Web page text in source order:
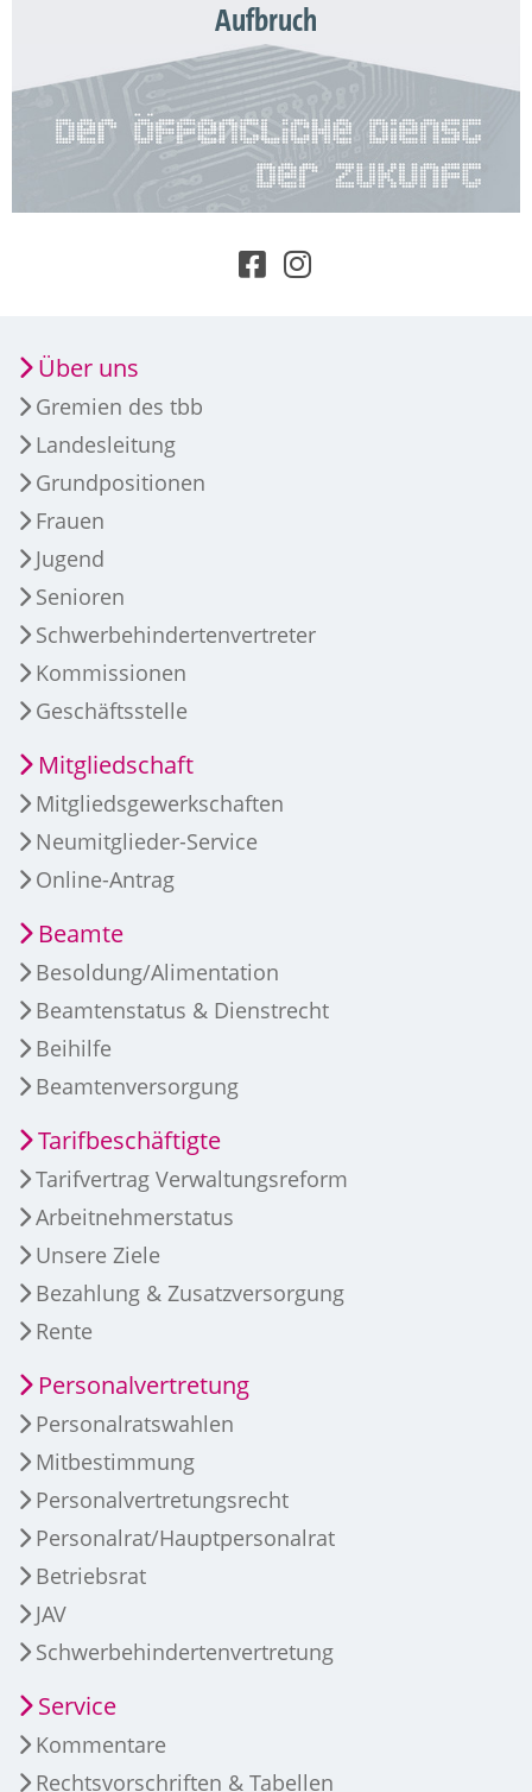
Aufbruch
Über uns
Gremien des tbb
Landesleitung
Grundpositionen
Frauen
Jugend
Senioren
Schwerbehindertenvertreter
Kommissionen
Geschäftsstelle
Mitgliedschaft
Mitgliedsgewerkschaften
Neumitglieder-Service
Online-Antrag
Beamte
Besoldung/Alimentation
Beamtenstatus & Dienstrecht
Beihilfe
Beamtenversorgung
Tarifbeschäftigte
Tarifvertrag Verwaltungsreform
Arbeitnehmerstatus
Unsere Ziele
Bezahlung & Zusatzversorgung
Rente
Personalvertretung
Personalratswahlen
Mitbestimmung
Personalvertretungsrecht
Personalrat/Hauptpersonalrat
Betriebsrat
JAV
Schwerbehindertenvertretung
Service
Kommentare
Rechtsvorschriften & Tabellen